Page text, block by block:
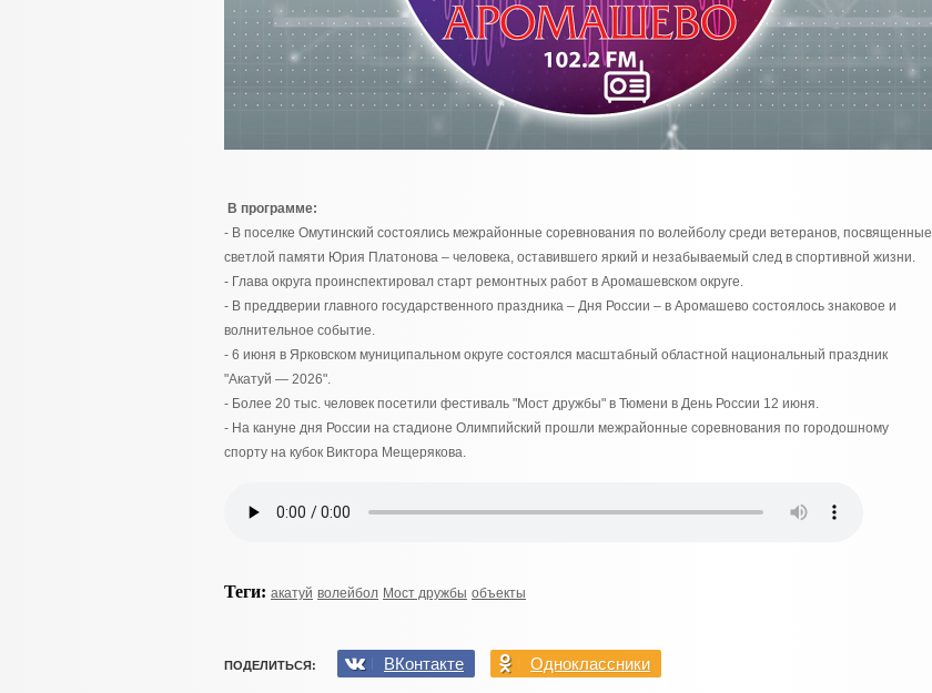
В программе:
- В поселке Омутинский состоялись межрайонные соревнования по волейболу среди ветеранов, посвященные
светлой памяти Юрия Платонова – человека, оставившего яркий и незабываемый след в спортивной жизни.
- Глава округа проинспектировал старт ремонтных работ в Аромашевском округе.
- В преддверии главного государственного праздника – Дня России – в Аромашево состоялось знаковое и
волнительное событие.
- 6 июня в Ярковском муниципальном округе состоялся масштабный областной национальный праздник
"Акатуй — 2026".
- Более 20 тыс. человек посетили фестиваль "Мост дружбы" в Тюмени в День России 12 июня.
- На кануне дня России на стадионе Олимпийский прошли межрайонные соревнования по городошному
спорту на кубок Виктора Мещерякова.
Теги: акатуй волейбол Мост дружбы объекты
ПОДЕЛИТЬСЯ: ВКонтакте Одноклассники